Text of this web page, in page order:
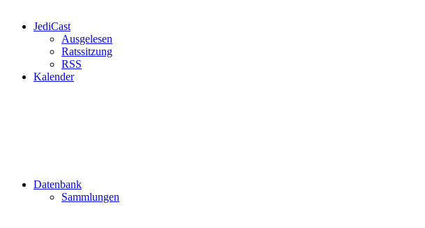
JediCast
Ausgelesen
Ratssitzung
RSS
Kalender
Datenbank
Sammlungen